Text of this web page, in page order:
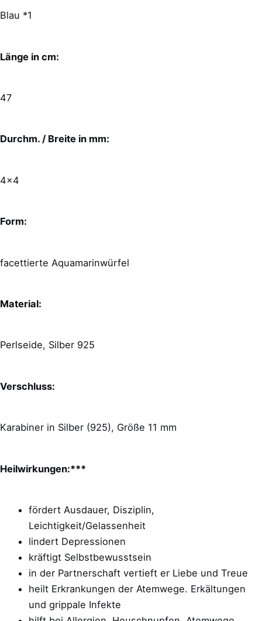
Blau *1
Länge in cm:
47
Durchm. / Breite in mm:
4×4
Form:
facettierte Aquamarinwürfel
Material:
Perlseide, Silber 925
Verschluss:
Karabiner in Silber (925), Größe 11 mm
Heilwirkungen:***
fördert Ausdauer, Disziplin,
Leichtigkeit/Gelassenheit
lindert Depressionen
kräftigt Selbstbewusstsein
in der Partnerschaft vertieft er Liebe und Treue
heilt Erkrankungen der Atemwege. Erkältungen
und grippale Infekte